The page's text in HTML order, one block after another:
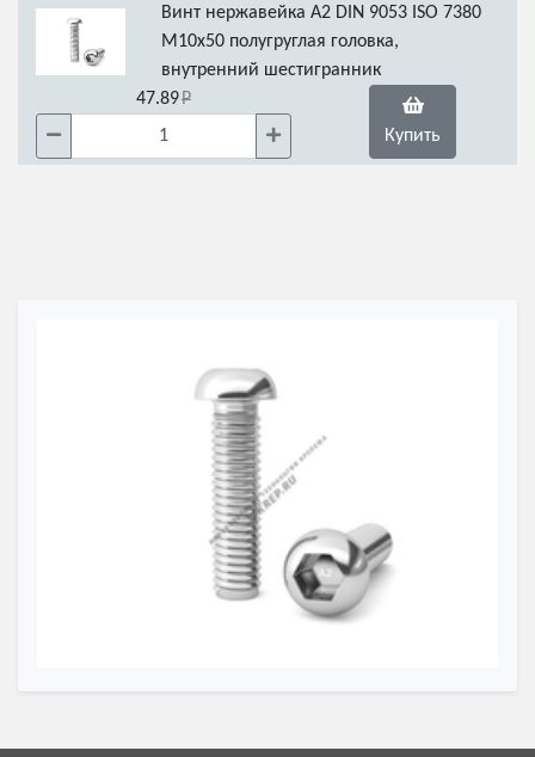
Винт нержавейка А2 DIN 9053 ISO 7380
М10х50 полугруглая головка,
внутренний шестигранник
47.89
Купить